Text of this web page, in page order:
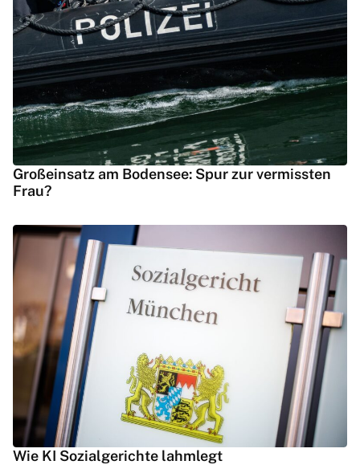
Großeinsatz am Bodensee: Spur zur vermissten
Frau?
Wie KI Sozialgerichte lahmlegt